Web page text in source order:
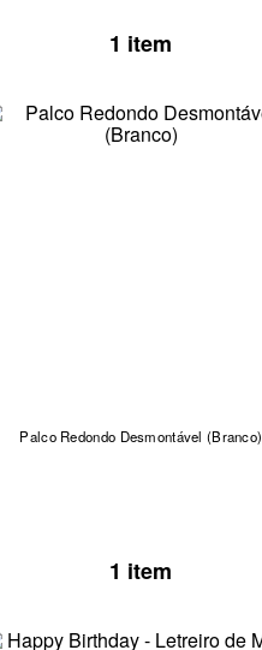
1 item
Palco Redondo Desmontável (Branco)
1 item